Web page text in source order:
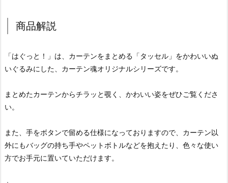
商品解説
「はぐっと！」は、カーテンをまとめる「タッセル」をかわいいぬ
いぐるみにした、カーテン魂オリジナルシリーズです。
まとめたカーテンからチラッと覗く、かわいい姿をぜひご覧くださ
い。
また、手をボタンで留める仕様になっておりますので、カーテン以
外にもバッグの持ち手やペットボトルなどを抱えたり、色々な使い
方でお手元に置いていただけます。